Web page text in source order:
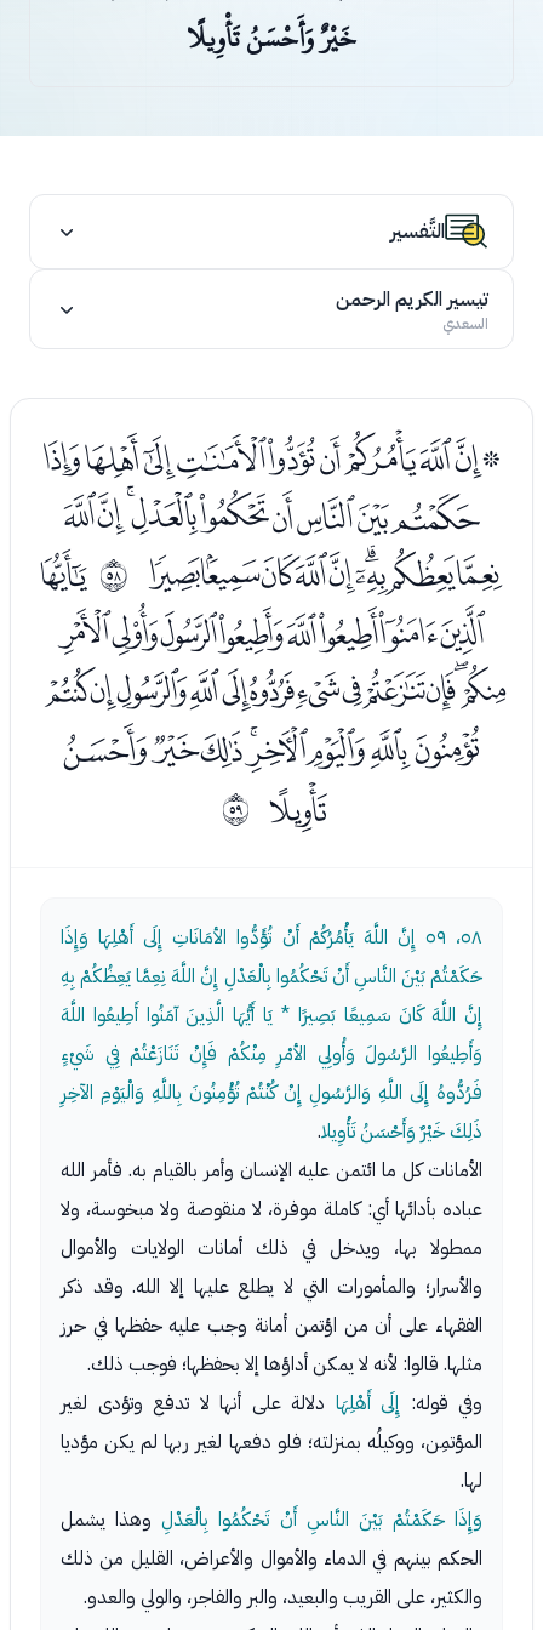
خَيْرٌ وَأَحْسَنُ تَأْوِيلًا
التَّفسير
تيسير الكريم الرحمن
السعدي
ﯙﯚﯛﯜﯝﯞﯟﯠﯡﯢ
ﯣﯤﯥﯦﯧﯨﯩﯪﯫ
ﯬﯭﯮﯯﯰﯱﯲﯳﯴ ﰹ ﯶ
ﯷﯸﯹﯺﯻﯼﯽﯾ
ﯿﰀﰁﰂﰃﰄﰅﰆﰇﰈﰉﰊ
ﰋﰌﰍﰎﰏﰐﰑﰒ
ﰓ ﰺ
٥٨، ٥٩
إِنَّ اللَّهَ يَأْمُرُكُمْ أَنْ تُؤَدُّوا الأمَانَاتِ إِلَى أَهْلِهَا وَإِذَا
حَكَمْتُمْ بَيْنَ النَّاسِ أَنْ تَحْكُمُوا بِالْعَدْلِ إِنَّ اللَّهَ نِعِمَّا يَعِظُكُمْ بِهِ
إِنَّ اللَّهَ كَانَ سَمِيعًا بَصِيرًا * يَا أَيُّهَا الَّذِينَ آمَنُوا أَطِيعُوا اللَّهَ
وَأَطِيعُوا الرَّسُولَ وَأُولِي الأمْرِ مِنْكُمْ فَإِنْ تَنَازَعْتُمْ فِي شَيْءٍ
فَرُدُّوهُ إِلَى اللَّهِ وَالرَّسُولِ إِنْ كُنْتُمْ تُؤْمِنُونَ بِاللَّهِ وَالْيَوْمِ الآخِرِ
ذَلِكَ خَيْرٌ وَأَحْسَنُ تَأْوِيلا.
الأمانات كل ما ائتمن عليه الإنسان وأمر بالقيام به. فأمر الله
عباده بأدائها أي: كاملة موفرة، لا منقوصة ولا مبخوسة، ولا
ممطولا بها، ويدخل في ذلك أمانات الولايات والأموال
والأسرار؛ والمأمورات التي لا يطلع عليها إلا الله. وقد ذكر
الفقهاء على أن من اؤتمن أمانة وجب عليه حفظها في حرز
مثلها. قالوا: لأنه لا يمكن أداؤها إلا بحفظها؛ فوجب ذلك.
وفي قوله: إِلَى أَهْلِهَا دلالة على أنها لا تدفع وتؤدى لغير
المؤتمِن، ووكيلُه بمنزلته؛ فلو دفعها لغير ربها لم يكن مؤديا
لها.
وَإِذَا حَكَمْتُمْ بَيْنَ النَّاسِ أَنْ تَحْكُمُوا بِالْعَدْلِوهذا يشمل
الحكم بينهم في الدماء والأموال والأعراض، القليل من ذلك
والكثير، على القريب والبعيد، والبر والفاجر، والولي والعدو.